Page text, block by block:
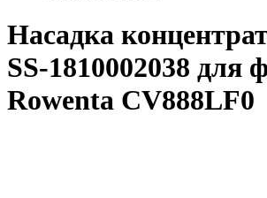
Насадка
SS-1810002038 для
Rowenta CV888LF0